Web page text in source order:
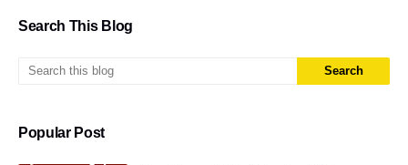
8 ball pool
Search This Blog
Popular Post